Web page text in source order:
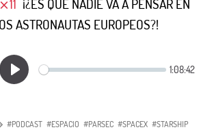
¡¿ES QUE NADIE VA A PENSAR EN
ASTRONAUTAS EUROPEOS?!
#PODCAST #ESPACIO #PARSEC #SPACEX #STARSHIP